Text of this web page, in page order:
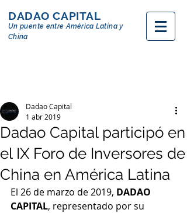
DADAO CAPITAL
Un puente entreAmérica Latina y
China
Dadao Capital participó en
el IX Foro de Inversores de
China en América Latina
Dadao Capital
1 abr 2019
El 26 de marzo de 2019, DADAO
CAPITAL, representado por su